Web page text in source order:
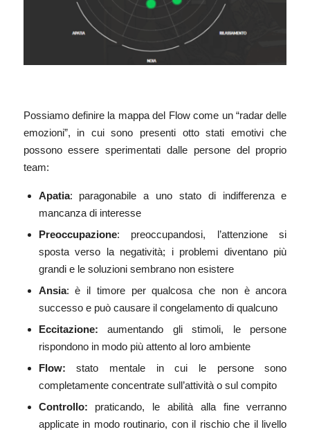
Possiamo definire la mappa del Flow come un “radar delle
emozioni”, in cui sono presenti otto stati emotivi che
possono essere sperimentati dalle persone del proprio
team:
Apatia: paragonabile a uno stato di indifferenza e
mancanza di interesse
Preoccupazione: preoccupandosi, l’attenzione si
sposta verso la negatività; i problemi diventano più
grandi e le soluzioni sembrano non esistere
Ansia: è il timore per qualcosa che non è ancora
successo e può causare il congelamento di qualcuno
Eccitazione: aumentando gli stimoli, le persone
rispondono in modo più attento al loro ambiente
Flow: stato mentale in cui le persone sono
completamente concentrate sull’attività o sul compito
Controllo: praticando, le abilità alla fine verranno
applicate in modo routinario, con il rischio che il livello